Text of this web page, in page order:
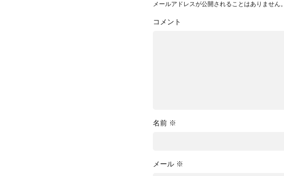
メールアドレスが公開されることはありません。
コメント
名前 ※
メール ※